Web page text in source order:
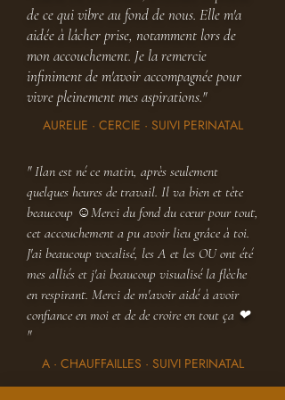
de ce qui vibre au fond de nous. Elle m'a
aidée à lâcher prise, notamment lors de
mon accouchement. Je la remercie
infiniment de m'avoir accompagnée pour
vivre pleinement mes aspirations."
AURELIE · CERCIE · SUIVI PERINATAL
"Ilan est né ce matin, après seulement
quelques heures de travail. Il va bien et tète
beaucoup ☺Merci du fond du cœur pour tout,
cet accouchement a pu avoir lieu grâce à toi.
J'ai beaucoup vocalisé, les A et les OU ont été
mes alliés et j'ai beaucoup visualisé la flèche
en respirant. Merci de m'avoir aidé à avoir
confiance en moi et de de croire en tout ça ❤
"
A · CHAUFFAILLES · SUIVI PERINATAL